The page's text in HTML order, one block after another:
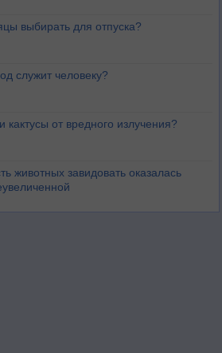
выбирать для отпуска?
служит человеку?
кактусы от вредного излучения?
животных завидовать оказалась